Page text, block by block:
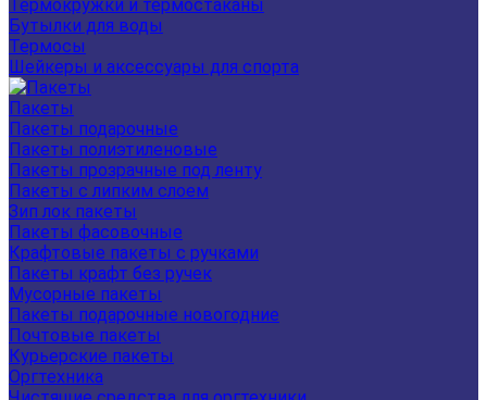
Термокружки и термостаканы
Бутылки для воды
Термосы
Шейкеры и аксессуары для спорта
Пакеты
Пакеты подарочные
Пакеты полиэтиленовые
Пакеты прозрачные под ленту
Пакеты с липким слоем
Зип лок пакеты
Пакеты фасовочные
Крафтовые пакеты с ручками
Пакеты крафт без ручек
Мусорные пакеты
Пакеты подарочные новогодние
Почтовые пакеты
Курьерские пакеты
Оргтехника